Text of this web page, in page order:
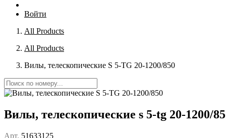
Войти
All Products
All Products
Вилы, телескопические S 5-TG 20-1200/850
Вилы, телескопические s 5-tg 20-1200/
Арт. 51633125